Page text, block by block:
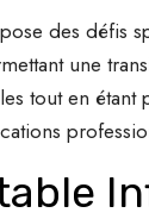
des défis
une
en étant